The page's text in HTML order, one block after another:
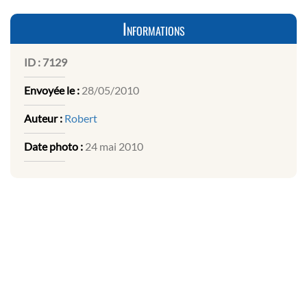
Informations
ID : 7129
Envoyée le : 28/05/2010
Auteur : Robert
Date photo : 24 mai 2010